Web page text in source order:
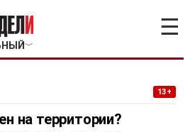
﹀
☰
13+
на территории?